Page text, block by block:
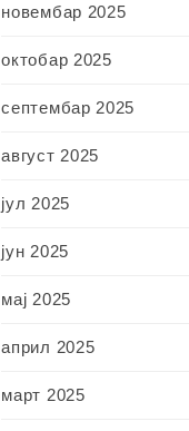
новембар 2025
октобар 2025
септембар 2025
август 2025
јул 2025
јун 2025
мај 2025
април 2025
март 2025